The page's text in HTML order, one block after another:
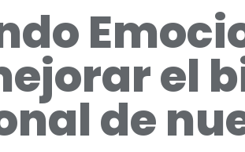
el
de